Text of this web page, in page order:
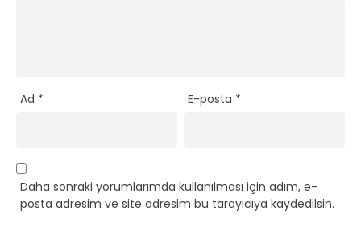
Ad * E-posta *
Daha sonraki yorumlarımda kullanılması için adım, e-
posta adresim ve site adresim bu tarayıcıya kaydedilsin.